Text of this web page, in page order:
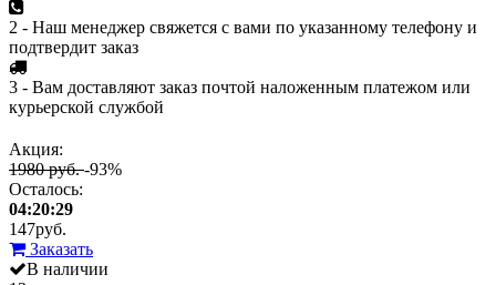
2 - Наш менеджер свяжется с вами по указанному телефону и
подтвердит заказ
3 - Вам доставляют заказ почтой наложенным платежом или
курьерской службой
Акция:
1980 руб.-93%
Осталось:
04:20:29
147руб.
Заказать
В наличии